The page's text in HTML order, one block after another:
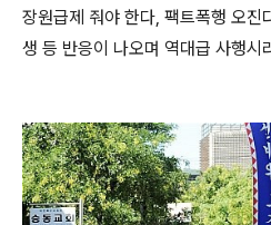
장원급제 줘야 한다, 팩트폭행 오진
생 등 반응이 나오며 역대급 사행시